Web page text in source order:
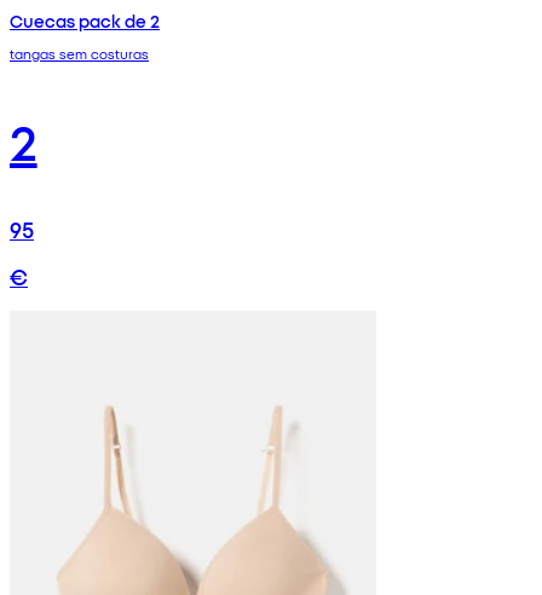
Cuecas pack de 2
tangas sem costuras
2
95
€